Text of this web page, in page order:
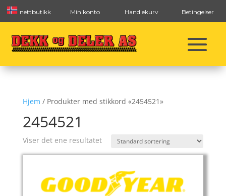
nettbutikk Min konto Handlekurv Betingelser
Hjem / Produkter med stikkord «2454521»
2454521
Viser det ene resultatet